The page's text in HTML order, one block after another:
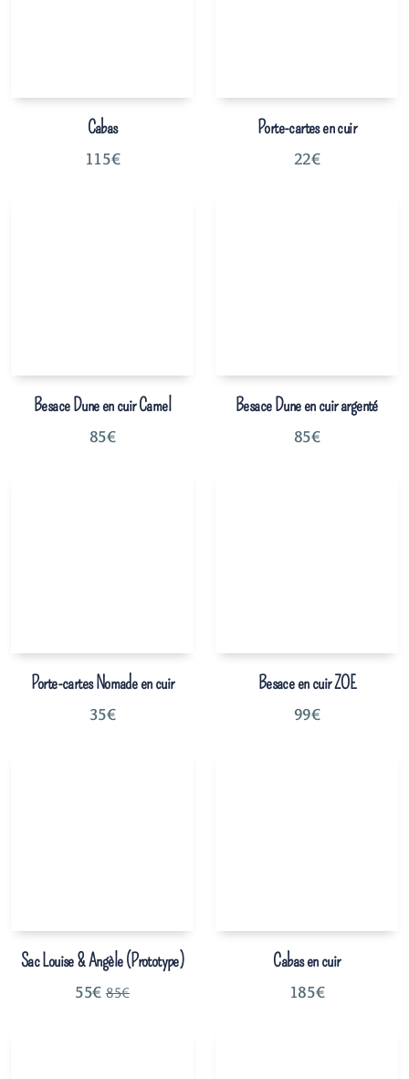
Cabas
115€
Porte-cartes en cuir
22€
Besace Dune en cuir Camel
85€
Besace Dune en cuir argenté
85€
Porte-cartes Nomade en cuir
35€
Besace en cuir ZOE
99€
Sac Louise & Angèle (Prototype)
55€ 85€
Cabas en cuir
185€